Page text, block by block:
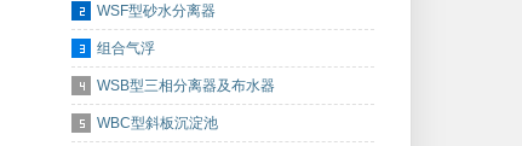
WSF型砂水分离器
组合气浮
WSB型三相分离器及布水器
WBC型斜板沉淀池